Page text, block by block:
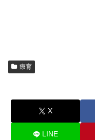
療育
X
LINE